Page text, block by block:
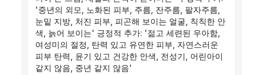
'중년의 외모, 노화된 피부, 주름, 잔주름, 팔자주름,
눈밑 지방, 처진 피부, 피곤해 보이는 얼굴, 칙칙한 안
색, 늙어 보이는' 긍정적 추가: '젊고 세련된 우아함,
여성미의 절정, 탄력 있고 유연한 피부, 자연스러운
피부 탄력, 윤기 있고 건강한 안색, 전성기, 어린아이
같지 않음, 중년 같지 않음'